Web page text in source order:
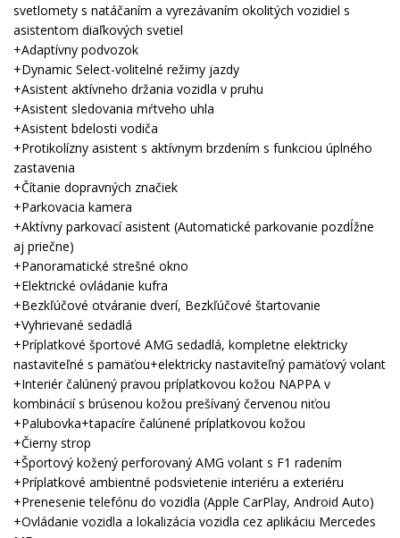
svetlomety s natáčaním a vyrezávaním okolitých vozidiel s
asistentom diaľkových svetiel
+Adaptívny podvozok
+Dynamic Select-volitelné režimy jazdy
+Asistent aktívneho držania vozidla v pruhu
+Asistent sledovania mŕtveho uhla
+Asistent bdelosti vodiča
+Protikolízny asistent s aktívnym brzdením s funkciou úplného
zastavenia
+Čítanie dopravných značiek
+Parkovacia kamera
+Aktívny parkovací asistent (Automatické parkovanie pozdĺžne
aj priečne)
+Panoramatické strešné okno
+Elektrické ovládanie kufra
+Bezkľúčové otváranie dverí, Bezkľúčové štartovanie
+Vyhrievané sedadlá
+Príplatkové športové AMG sedadlá, kompletne elektricky
nastaviteľné s pamäťou+elektricky nastaviteľný pamäťový volant
+Interiér čalúnený pravou príplatkovou kožou NAPPA v
kombinácií s brúsenou kožou prešívaný červenou niťou
+Palubovka+tapacíre čalúnené príplatkovou kožou
+Čierny strop
+Športový kožený perforovaný AMG volant s F1 radením
+Príplatkové ambientné podsvietenie interiéru a exteriéru
+Prenesenie telefónu do vozidla (Apple CarPlay, Android Auto)
+Ovládanie vozidla a lokalizácia vozidla cez aplikáciu Mercedes